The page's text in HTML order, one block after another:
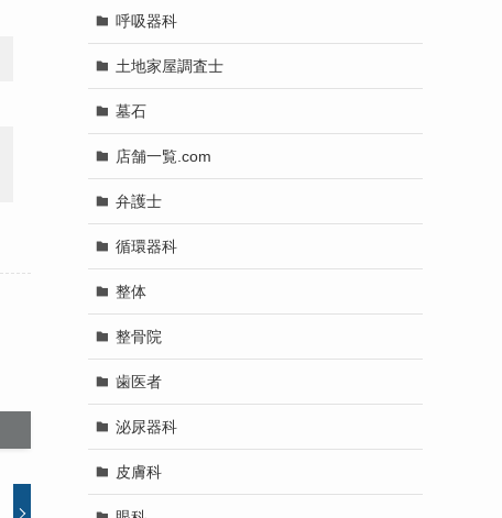
呼吸器科
土地家屋調査士
墓石
店舗一覧.com
弁護士
循環器科
整体
整骨院
歯医者
泌尿器科
皮膚科